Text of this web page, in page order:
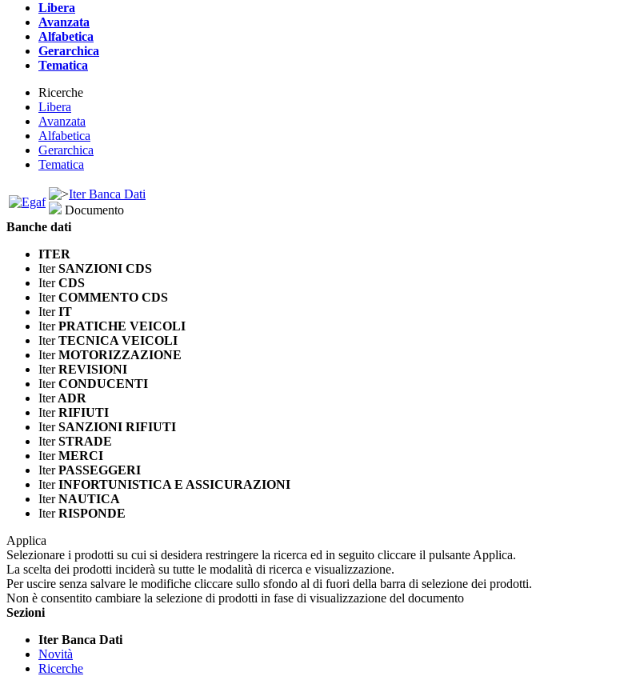
Libera
Avanzata
Alfabetica
Gerarchica
Tematica
Ricerche
Libera
Avanzata
Alfabetica
Gerarchica
Tematica
Iter Banca Dati
Documento
Banche dati
ITER
IterSANZIONI CDS
IterCDS
IterCOMMENTO CDS
IterIT
IterPRATICHE VEICOLI
IterTECNICA VEICOLI
IterMOTORIZZAZIONE
IterREVISIONI
IterCONDUCENTI
IterADR
IterRIFIUTI
IterSANZIONI RIFIUTI
IterSTRADE
IterMERCI
IterPASSEGGERI
IterINFORTUNISTICA E ASSICURAZIONI
IterNAUTICA
IterRISPONDE
Applica
Selezionare i prodotti su cui si desidera restringere la ricerca ed in seguito cliccare il pulsante Applica.
La scelta dei prodotti inciderà su tutte le modalità di ricerca e visualizzazione.
Per uscire senza salvare le modifiche cliccare sullo sfondo al di fuori della barra di selezione dei prodotti.
Non è consentito cambiare la selezione di prodotti in fase di visualizzazione del documento
Sezioni
Iter Banca Dati
Novità
Ricerche